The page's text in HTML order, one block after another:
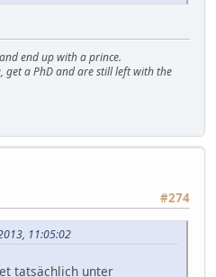
end up with a prince.
get a PhD and are still left with the
#274
11:05:02
tatsächlich unter